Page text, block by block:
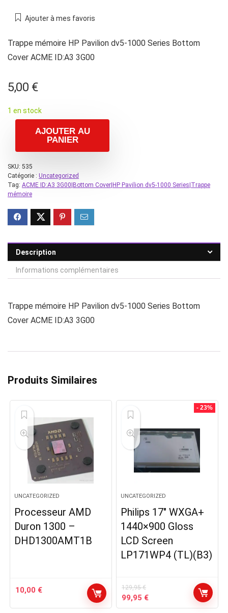
Ajouter à mes favoris
Trappe mémoire HP Pavilion dv5-1000 Series Bottom
Cover ACME ID:A3 3G00
5,00 €
1 en stock
AJOUTER AU
PANIER
SKU: 535
Catégorie : Uncategorized
Tag: ACME ID:A3 3G00|Bottom Cover|HP Pavilion dv5-1000 Series|Trappe
mémoire
Description
Informations complémentaires
Trappe mémoire HP Pavilion dv5-1000 Series Bottom
Cover ACME ID:A3 3G00
Produits Similaires
UNCATEGORIZED
Processeur AMD
Duron 1300 –
DHD1300AMT1B
10,00 €
- 23%
UNCATEGORIZED
Philips 17″ WXGA+
1440×900 Gloss
LCD Screen
LP171WP4 (TL)(B3)
129,95€
Le
prix
99,95 €Le
prix